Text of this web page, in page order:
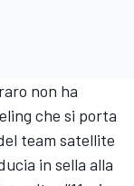
non ha
che si porta
team satellite
in sella alla